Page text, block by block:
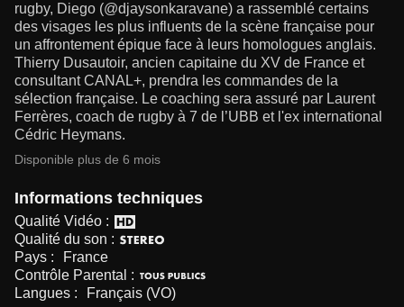
rugby, Diego (@djaysonkaravane) a rassemblé certains
des visages les plus influents de la scène française pour
un affrontement épique face à leurs homologues anglais.
Thierry Dusautoir, ancien capitaine du XV de France et
consultant CANAL+, prendra les commandes de la
sélection française. Le coaching sera assuré par Laurent
Ferrères, coach de rugby à 7 de l’UBB et l'ex international
Cédric Heymans.
Disponible plus de 6 mois
Informations techniques
Qualité Vidéo :
Qualité du son :
Pays :
France
Contrôle Parental :
Langues :
Français (VO)